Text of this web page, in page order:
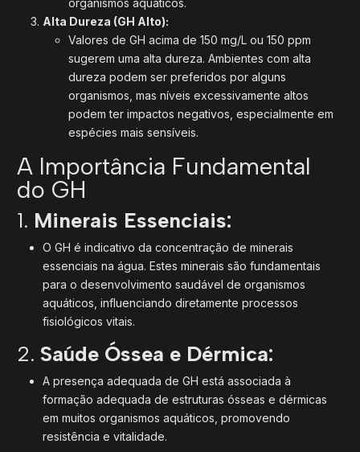
organismos aquáticos.
Alta Dureza (GH Alto):
Valores de GH acima de 150 mg/L ou 150 ppm
sugerem uma alta dureza. Ambientes com alta
dureza podem ser preferidos por alguns
organismos, mas níveis excessivamente altos
podem ter impactos negativos, especialmente em
espécies mais sensíveis.
A Importância Fundamental
do GH
1. Minerais Essenciais:
O GH é indicativo da concentração de minerais
essenciais na água. Estes minerais são fundamentais
para o desenvolvimento saudável de organismos
aquáticos, influenciando diretamente processos
fisiológicos vitais.
2. Saúde Óssea e Dérmica:
A presença adequada de GH está associada à
formação adequada de estruturas ósseas e dérmicas
em muitos organismos aquáticos, promovendo
resistência e vitalidade.